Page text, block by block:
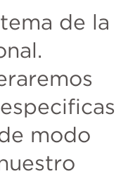
de la
modo